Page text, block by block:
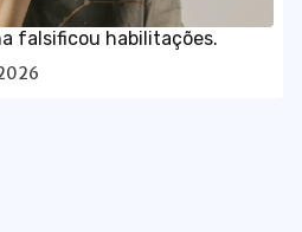
falsificou habilitações.